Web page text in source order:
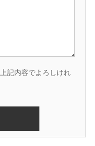
記内容でよろしけれ